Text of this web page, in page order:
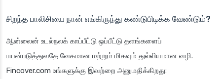
சிறந்த பாலிசியை நான் எங்கிருந்து கண்டுபிடிக்க வேண்டும்?
ஆன்லைன் உடல்நலக் காப்பீட்டு ஒப்பீட்டு தளங்களைப்
பயன்படுத்துவதே வேகமான மற்றும் மிகவும் துல்லியமான வழி.
Fincover.com உங்களுக்கு இவற்றை அனுமதிக்கிறது: